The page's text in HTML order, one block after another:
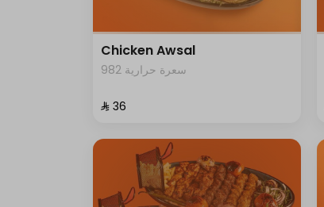
Chicken Awsal
982 سعرة حرارية
⁨⁦‪‬ 36⁩